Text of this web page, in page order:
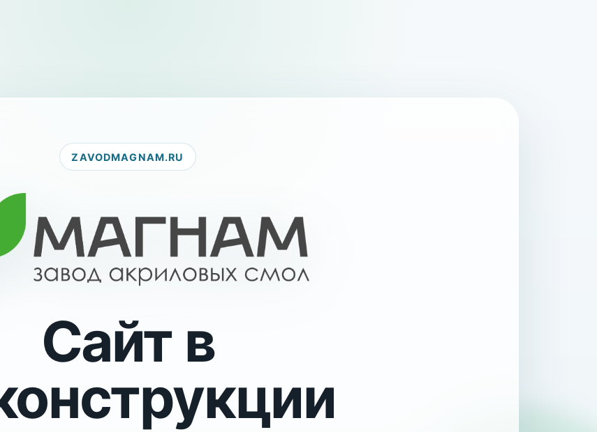
ZAVODMAGNAM.RU
Сайт в